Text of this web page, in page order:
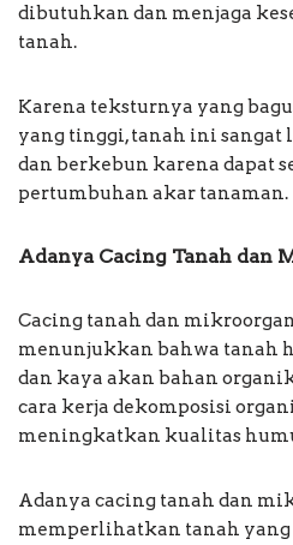
dibutuhkan dan menjaga
tanah.
Karena teksturnya yang
yang tinggi, tanah ini
dan berkebun karena dapat
pertumbuhan akar tanaman.
Adanya Cacing Tanah dan
Cacing tanah dan
menunjukkan bahwa tanah
dan kaya akan bahan
cara kerja dekomposisi
meningkatkan kualitas
Adanya cacing tanah dan
memperlihatkan tanah